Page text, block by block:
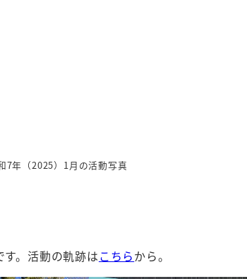
7年（2025）1月の活動写真
。活動の軌跡はこちらから。